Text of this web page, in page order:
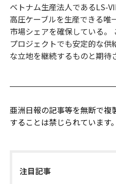
ベトナム生産法人であるLS-
高圧ケーブルを生産できる唯
市場シェアを確保している。
プロジェクトでも安定的な
な立地を継続するものと期待
亜洲日報の記事等を無断で複
することは禁じられています。
注目記事